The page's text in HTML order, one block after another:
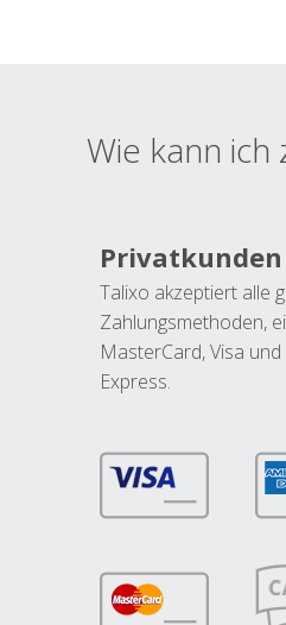
Wie kann ich
Privatkunden
Talixo akzeptiert alle
Zahlungsmethoden,
MasterCard, Visa
Express.